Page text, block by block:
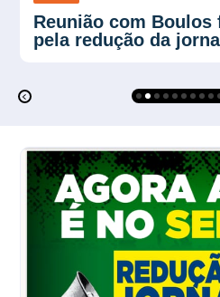
Plano Verão reforça
calor no trabalho